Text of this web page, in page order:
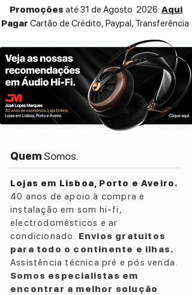
Promoções até 31 de Agosto 2026: Aqui
Pagar Cartão de Crédito, Paypal, Transferência
QuemSomos.
Lojas em Lisboa, Porto e Aveiro.
40 anos de apoio à compra e
instalação em som hi-fi,
electrodomésticos e ar
condicionado. Envios gratuitos
para todo o continente e ilhas.
Assistência técnica pré e pós venda.
Somos especialistas em
encontrar a melhor solução